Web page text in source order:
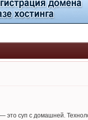
суп с домашней.